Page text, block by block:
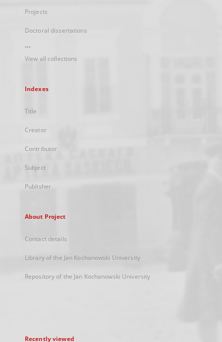
Projects
Doctoral dissertations
...
View all collections
Indexes
Title
Creator
Contributor
Subject
Publisher
About Project
Contact details
Library of the Jan Kochanowski University
Repository of the Jan Kochanowski University
Recently viewed